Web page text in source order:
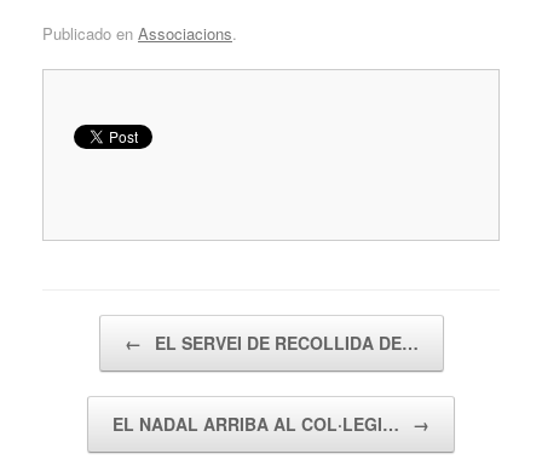
Publicado en Associacions.
← EL SERVEI DE RECOLLIDA DE…
EL NADAL ARRIBA AL COL·LEGI… →